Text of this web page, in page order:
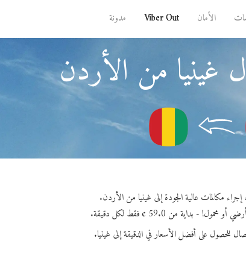
الأمان Viber Out مدونة
غينيا من الأردن
- بداية من 59.0 ¢ فقط لكل دقيقة.
للحصول على أفضل الأسعار في الدقيقة إلى غينيا.